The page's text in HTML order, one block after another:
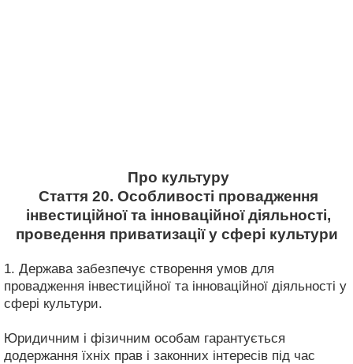
Про культуру
Стаття 20. Особливості провадження
інвестиційної та інноваційної діяльності,
проведення приватизації у сфері культури
1. Держава забезпечує створення умов для
провадження інвестиційної та інноваційної діяльності у
сфері культури.
Юридичним і фізичним особам гарантується
додержання їхніх прав і законних інтересів під час